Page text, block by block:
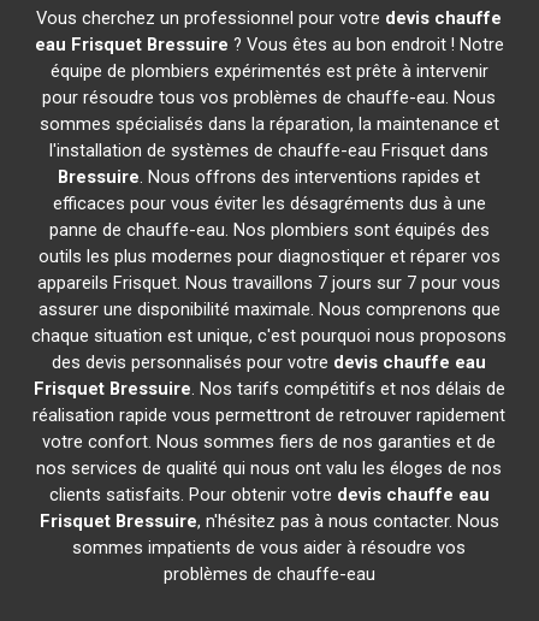
Vous cherchez un professionnel pour votre devis chauffe
eau Frisquet Bressuire ? Vous êtes au bon endroit ! Notre
équipe de plombiers expérimentés est prête à intervenir
pour résoudre tous vos problèmes de chauffe-eau. Nous
sommes spécialisés dans la réparation, la maintenance et
l'installation de systèmes de chauffe-eau Frisquet dans
Bressuire. Nous offrons des interventions rapides et
efficaces pour vous éviter les désagréments dus à une
panne de chauffe-eau. Nos plombiers sont équipés des
outils les plus modernes pour diagnostiquer et réparer vos
appareils Frisquet. Nous travaillons 7 jours sur 7 pour vous
assurer une disponibilité maximale. Nous comprenons que
chaque situation est unique, c'est pourquoi nous proposons
des devis personnalisés pour votre devis chauffe eau
Frisquet Bressuire. Nos tarifs compétitifs et nos délais de
réalisation rapide vous permettront de retrouver rapidement
votre confort. Nous sommes fiers de nos garanties et de
nos services de qualité qui nous ont valu les éloges de nos
clients satisfaits. Pour obtenir votre devis chauffe eau
Frisquet Bressuire, n'hésitez pas à nous contacter. Nous
sommes impatients de vous aider à résoudre vos
problèmes de chauffe-eau